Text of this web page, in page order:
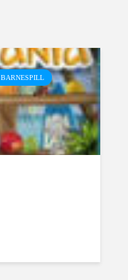
BARNESPILL